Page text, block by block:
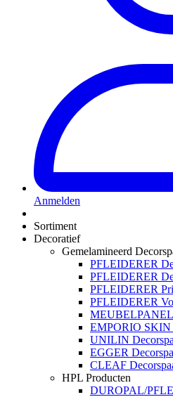
Anmelden
Sortiment
Decoratief
Gemelamineerd
PFLEIDERER
PFLEIDERER
PFLEIDERER
PFLEIDERER
EMPORIO SKIN
UNILIN
EGGER
CLEAF
HPL Producten
DUROPAL/